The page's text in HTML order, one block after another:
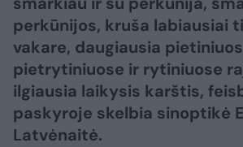
perkūnijos, kruša labiausiai
vakare, daugiausia
pietrytiniuose ir rytiniuose
ilgiausia laikysis karštis,
paskyroje skelbia sinoptikė
Latvėnaitė.